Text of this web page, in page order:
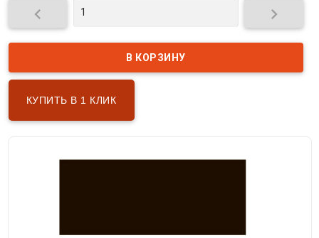
 
КУПИТЬ В 1 КЛИК